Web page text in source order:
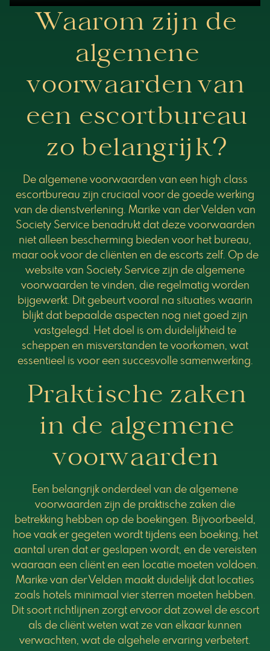
Waarom zijn de
algemene
voorwaarden van
een escortbureau
zo belangrijk?
De algemene voorwaarden van een high class
escortbureau zijn cruciaal voor de goede werking
van de dienstverlening. Marike van der Velden van
Society Service benadrukt dat deze voorwaarden
niet alleen bescherming bieden voor het bureau,
maar ook voor de cliënten en de escorts zelf. Op de
website van Society Service zijn de algemene
voorwaarden te vinden, die regelmatig worden
bijgewerkt. Dit gebeurt vooral na situaties waarin
blijkt dat bepaalde aspecten nog niet goed zijn
vastgelegd. Het doel is om duidelijkheid te
scheppen en misverstanden te voorkomen, wat
essentieel is voor een succesvolle samenwerking.
Praktische zaken
in de algemene
voorwaarden
Een belangrijk onderdeel van de algemene
voorwaarden zijn de praktische zaken die
betrekking hebben op de boekingen. Bijvoorbeeld,
hoe vaak er gegeten wordt tijdens een boeking, het
aantal uren dat er geslapen wordt, en de vereisten
waaraan een cliënt en een locatie moeten voldoen.
Marike van der Velden maakt duidelijk dat locaties
zoals hotels minimaal vier sterren moeten hebben.
Dit soort richtlijnen zorgt ervoor dat zowel de escort
als de cliënt weten wat ze van elkaar kunnen
verwachten, wat de algehele ervaring verbetert.